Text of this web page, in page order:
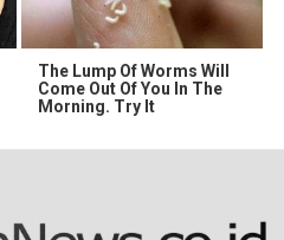
The Lump Of Worms Will
Come Out Of You In The
Morning. Try It